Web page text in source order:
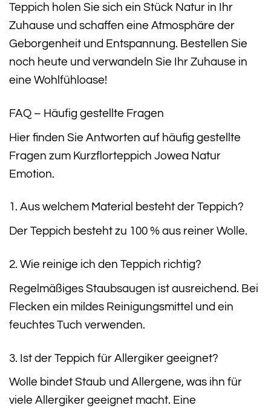
Teppich holen Sie sich ein Stück Natur in Ihr
Zuhause und schaffen eine Atmosphäre der
Geborgenheit und Entspannung. Bestellen Sie
noch heute und verwandeln Sie Ihr Zuhause in
eine Wohlfühloase!
FAQ – Häufig gestellte Fragen
Hier finden Sie Antworten auf häufig gestellte
Fragen zum Kurzflorteppich Jowea Natur
Emotion.
1. Aus welchem Material besteht der Teppich?
Der Teppich besteht zu 100 % aus reiner Wolle.
2. Wie reinige ich den Teppich richtig?
Regelmäßiges Staubsaugen ist ausreichend. Bei
Flecken ein mildes Reinigungsmittel und ein
feuchtes Tuch verwenden.
3. Ist der Teppich für Allergiker geeignet?
Wolle bindet Staub und Allergene, was ihn für
viele Allergiker geeignet macht. Eine